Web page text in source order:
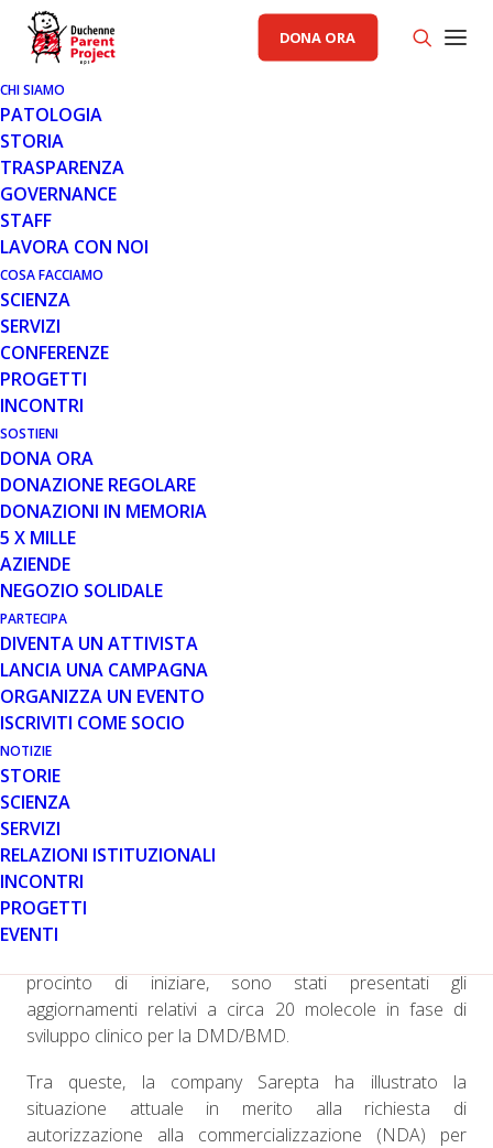
DONA ORA
CHI SIAMO
PATOLOGIA
STORIA
TRASPARENZA
GOVERNANCE
STAFF
LAVORA CON NOI
COSA FACCIAMO
SCIENZA
SERVIZI
CONFERENZE
PROGETTI
INCONTRI
SOSTIENI
DONA ORA
DONAZIONE REGOLARE
DONAZIONI IN MEMORIA
5 X MILLE
AZIENDE
NEGOZIO SOLIDALE
PARTECIPA
DIVENTA UN ATTIVISTA
LANCIA UNA CAMPAGNA
ORGANIZZA UN EVENTO
ISCRIVITI COME SOCIO
NOTIZIE
STORIE
SCIENZA
SERVIZI
RELAZIONI ISTITUZIONALI
INCONTRI
PROGETTI
EVENTI
AREA SCIENZA PP
18 LUG 2016
PPMD CONFERENCE 2016: ECCO
DI COSA SI È PARLATO
Si è conclusa il 29 giugno la conferenza annuale del
Parent Project statunitense, che si è svolta, quest’anno,
ad Orlando, la città che ha ospitato la prima edizione
dell’evento. Il meeting ha riunito famiglie, clinici e
ricercatori provenienti dall’intero paese e anche, come
nel nostro caso, da oltreoceano.
Durante l’incontro si è parlato di gestione clinica, ricerca
e trial clinici, ma anche di nuovi progetti come quello
dedicato alle donne portatrici che, attraverso uno studio
di tre anni e visite annuali, raccoglierà preziose
informazioni sullo stato di salute muscolare e cardiaco
delle portatrici, valutando allo stesso tempo anche
stress e qualità della vita. È un progetto importante,
perché consentirà di raccogliere le informazioni
necessarie per definire, oltre alla funzionalità cardiaca,
altri aspetti da monitorare.
procinto di iniziare, sono stati presentati gli
aggiornamenti relativi a circa 20 molecole in fase di
sviluppo clinico per la DMD/BMD.
Tra queste, la company Sarepta ha illustrato la
situazione attuale in merito alla richiesta di
autorizzazione alla commercializzazione (NDA) per